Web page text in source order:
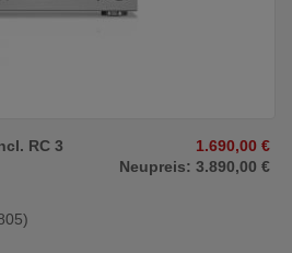
RC 3
1.690,00 €
Neupreis: 3.890,00 €